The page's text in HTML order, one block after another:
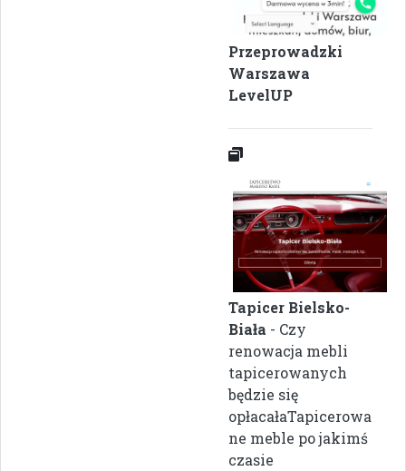
Przeprowadzki
Warszawa
LevelUP
Tapicer Bielsko-
Biała - Czy
renowacja mebli
tapicerowanych
będzie się
opłacałaTapicerowa
ne meble po jakimś
czasie